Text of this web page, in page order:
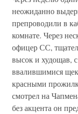
неожиданно
препроводили в
комнате. Через
офицер СС,
высок и худощав,
ввалившимися
красными
смотрел на
без акцента он